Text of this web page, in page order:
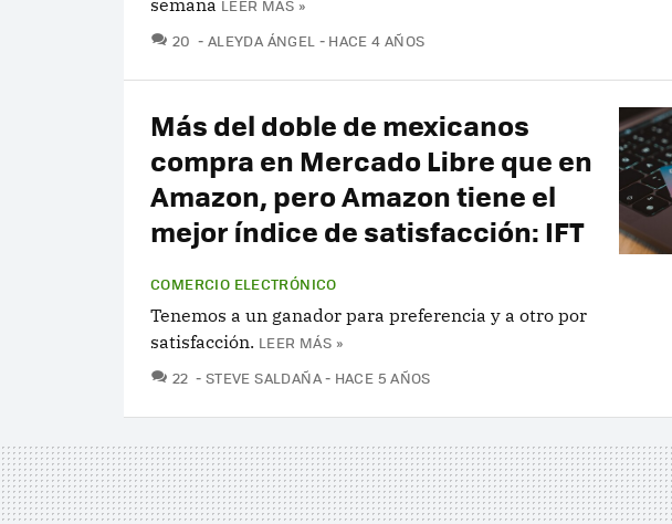
semana LEER MÁS »
20 COMENTARIOS
ALEYDA ÁNGEL HACE 4 AÑOS
Más del doble de mexicanos
compra en Mercado Libre que en
Amazon, pero Amazon tiene el
mejor índice de satisfacción: IFT
COMERCIO ELECTRÓNICO
Tenemos a un ganador para preferencia y a otro por
satisfacción. LEER MÁS »
22 COMENTARIOS
STEVE SALDAÑA HACE 5 AÑOS